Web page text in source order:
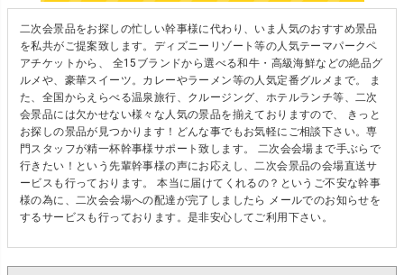
二次会景品をお探しの忙しい幹事様に代わり、いま人気のおすすめ景品
を私共がご提案致します。ディズニーリゾート等の人気テーマパークペ
アチケットから、 全15ブランドから選べる和牛・高級海鮮などの絶品グ
ルメや、豪華スイーツ。カレーやラーメン等の人気定番グルメまで。 ま
た、全国からえらべる温泉旅行、クルージング、ホテルランチ等、二次
会景品には欠かせない様々な人気の景品を揃えておりますので、 きっと
お探しの景品が見つかります！どんな事でもお気軽にご相談下さい。専
門スタッフが精一杯幹事様サポート致します。 二次会会場まで手ぶらで
行きたい！という先輩幹事様の声にお応えし、二次会景品の会場直送サ
ービスも行っております。 本当に届けてくれるの？というご不安な幹事
様の為に、二次会会場への配達が完了しましたら メールでのお知らせを
するサービスも行っております。是非安心してご利用下さい。